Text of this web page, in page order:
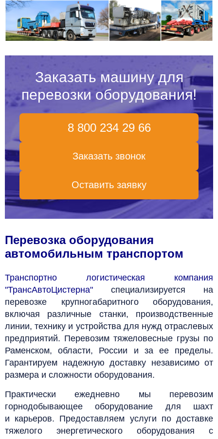
Заказать машину для
перевозки оборудования!
8 800 234 29 66
Заказать звонок
Оставить заявку
Перевозка оборудования
автомобильным транспортом
Транспортно логистическая компания
"ТрансАвтоЦистерна" специализируется на
перевозке крупногабаритного оборудования,
включая различные станки, производственные
линии, технику и устройства для нужд отраслевых
предприятий. Перевозим тяжеловесные грузы по
Раменском, области, России и за ее пределы.
Гарантируем надежную доставку независимо от
размера и сложности оборудования.
Практически ежедневно мы перевозим
горнодобывающее оборудование для шахт
и карьеров. Предоставляем услуги по доставке
тяжелого энергетического оборудования с